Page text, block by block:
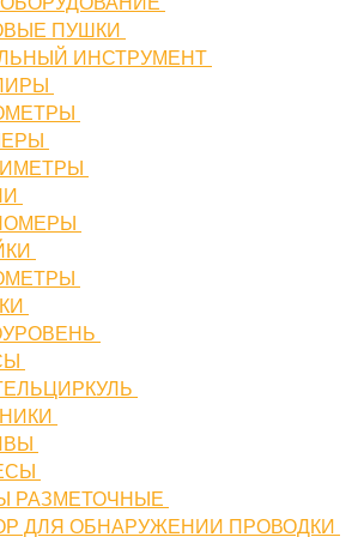
ПУШКИ
ИНСТРУМЕНТ
РАЗМЕТОЧНЫЕ
ДЛЯ ОБНАРУЖЕНИИ ПРОВОДКИ